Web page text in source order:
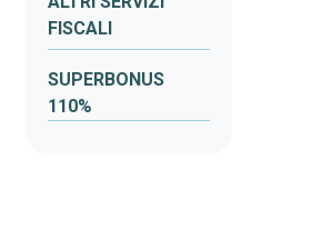
FISCALI
SUPERBONUS
110%